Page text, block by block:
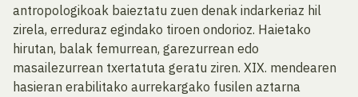
antropologikoak baieztatu zuen denak indarkeriaz hil
zirela, erreduraz egindako tiroen ondorioz. Haietako
hirutan, balak femurrean, garezurrean edo
masailezurrean txertatuta geratu ziren. XIX. mendearen
hasieran erabilitako aurrekargako fusilen aztarna